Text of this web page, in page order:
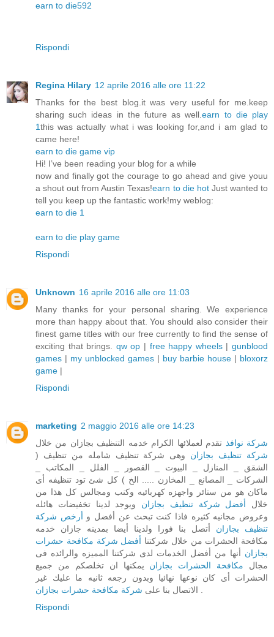
earn to die592
Rispondi
Regina Hilary 12 aprile 2016 alle ore 11:22
Thanks for the best blog.it was very useful for me.keep
sharing such ideas in the future as well.earn to die play
1this was actually what i was looking for,and i am glad to
came here!
earn to die game vip
Hi! I’ve been reading your blog for a while
now and finally got the courage to go ahead and give youu
a shout out from Austin Texas!earn to die hot Just wanted to
tell you keep up the fantastic work!my weblog:
earn to die 1
earn to die play game
Rispondi
Unknown 16 aprile 2016 alle ore 11:03
Many thanks for your personal sharing. We experience
more than happy about that. You should also consider their
finest game titles with our free currently to find the sense of
exciting that brings. qw op | free happy wheels|gunblood
games | my unblocked games | buy barbie house | bloxorz
game |
Rispondi
marketing 2 maggio 2016 alle ore 14:23
شركة نوافذ تقدم لعملائها الكرام خدمه التنظيف بجازان من خلال
شركة تنظيف بجازان وهى شركة تنظيف شامله من تنظيف (
الشقق _ المنازل _ البيوت _ القصور _ الفلل _ المكاتب _
الشركات _ المصانع _ المخازن ..... الخ ) كل شئ تود تنظيفه أى
ماكان هو من ستائر واجهزه كهربائيه وكنب ومجالس كل هذا من
خلال أفضل شركة تنظيف بجازان ويوجد لدينا تخفيضات هائله
وعروض مجانيه كثيره فاذا كنت تبحث عن أفضل و أرخص شركة
تنظيف بجازان أتصل بنا فورا ولدينا أيضا بمدينه جازان خدمه
مكافحة الحشرات من خلال شركتنا أفضل شركة مكافحة حشرات
بجازان أنها من أفضل الخدمات لدى شركتنا المميزه والرائده فى
مجال مكافحة الحشرات بجازان يمكنها ان تخلصكم من جميع
الحشرات أى كان نوعها نهائيا وبدون رجعه ثانيه ما عليك غير
الاتصال بنا على شركة مكافحة حشرات بجازان
.
Rispondi